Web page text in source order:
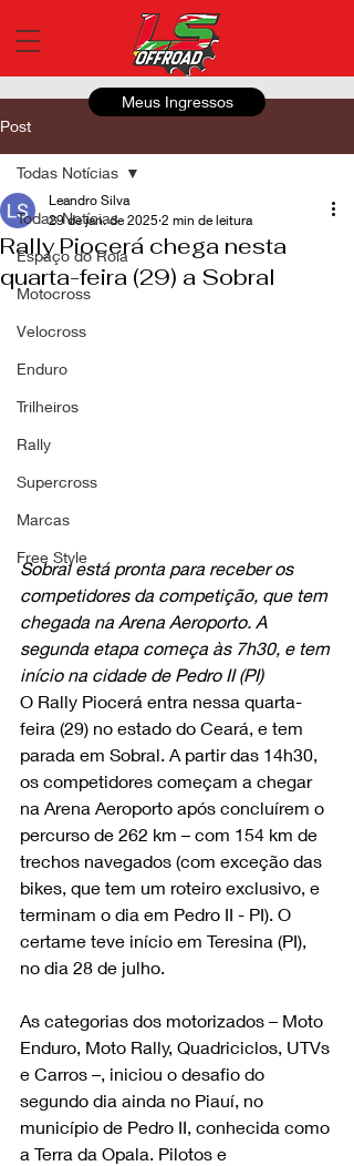
Meus Ingressos
Post
Todas Notícias
Espaço do Roia
Motocross
Velocross
Enduro
Trilheiros
Rally
Supercross
Marcas
Free Style
Todas Notícias
Rally Piocerá chega nesta
quarta-feira (29) a Sobral
Leandro Silva
29 de jan. de 2025 2 min de leitura
Sobral está pronta para receber os
competidores da competição, que tem
chegada na Arena Aeroporto. A
segunda etapa começa às 7h30, e tem
início na cidade de Pedro II (PI)
O Rally Piocerá entra nessa quarta-
feira (29) no estado do Ceará, e tem
parada em Sobral. A partir das 14h30,
os competidores começam a chegar
na Arena Aeroporto após concluírem o
percurso de 262 km – com 154 km de
trechos navegados (com exceção das
bikes, que tem um roteiro exclusivo, e
terminam o dia em Pedro II - PI). O
certame teve início em Teresina (PI),
no dia 28 de julho.
As categorias dos motorizados – Moto
Enduro, Moto Rally, Quadriciclos, UTVs
e Carros –, iniciou o desafio do
segundo dia ainda no Piauí, no
município de Pedro II, conhecida como
a Terra da Opala. Pilotos e